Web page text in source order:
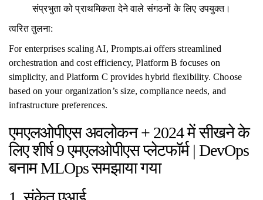
संप्रभुता को प्राथमिकता देने वाले संगठनों के लिए उपयुक्त।
त्वरित तुलना:
For enterprises scaling AI, Prompts.ai offers streamlined
orchestration and cost efficiency, Platform B focuses on
simplicity, and Platform C provides hybrid flexibility. Choose
based on your organization’s size, compliance needs, and
infrastructure preferences.
एमएलओपीएस अवलोकन + 2024 में सीखने के
लिए शीर्ष 9 एमएलओपीएस प्लेटफॉर्म | DevOps
बनाम MLOps समझाया गया